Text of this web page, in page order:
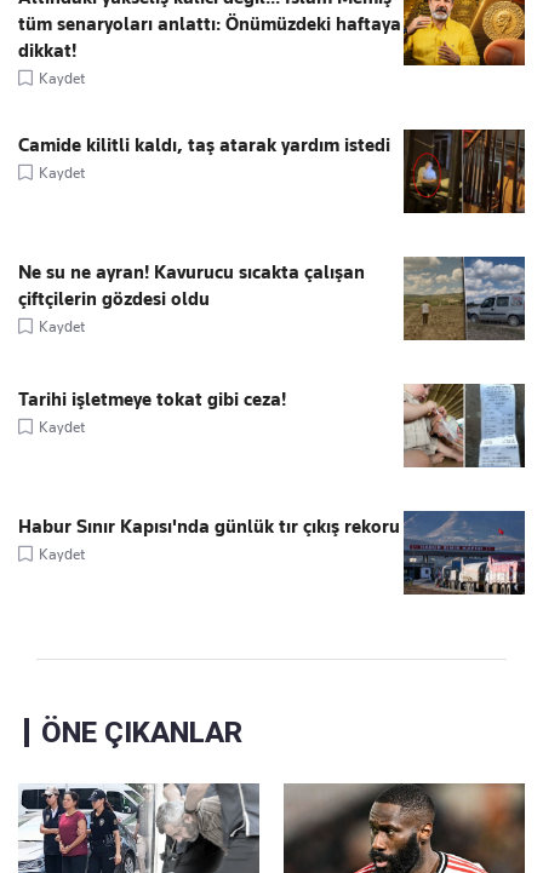
tüm senaryoları anlattı: Önümüzdeki haftaya
dikkat!
Kaydet
Camide kilitli kaldı, taş atarak yardım istedi
Kaydet
Ne su ne ayran! Kavurucu sıcakta çalışan
çiftçilerin gözdesi oldu
Kaydet
Tarihi işletmeye tokat gibi ceza!
Kaydet
Habur Sınır Kapısı'nda günlük tır çıkış rekoru
Kaydet
ÖNE ÇIKANLAR